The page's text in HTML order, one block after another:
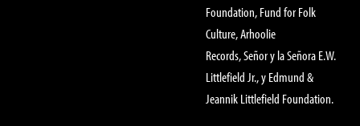
Foundation, Fund for Folk
Culture, Arhoolie
Records, Señor y la Señora E.W.
Littlefield Jr., y Edmund &
Jeannik Littlefield Foundation.